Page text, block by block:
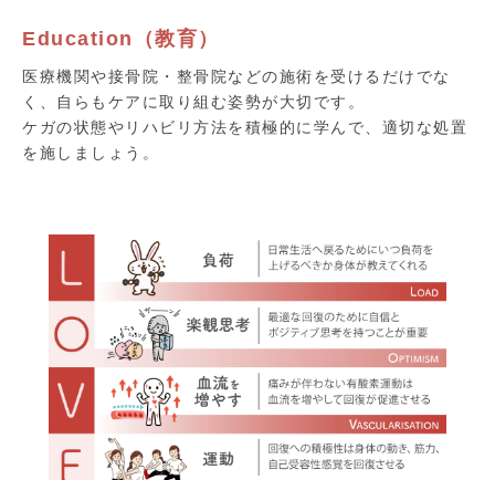
Education（教育）
医療機関や接骨院・整骨院などの施術を受けるだけでな
く、自らもケアに取り組む姿勢が大切です。
ケガの状態やリハビリ方法を積極的に学んで、適切な処置
を施しましょう。